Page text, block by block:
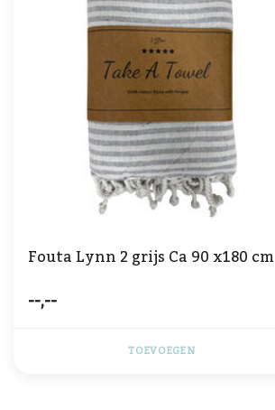
Fouta Lynn 2 grijs Ca 90 x180 cm
--,--
TOEVOEGEN